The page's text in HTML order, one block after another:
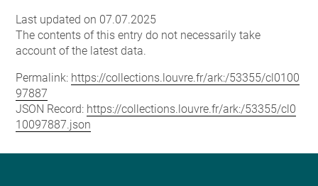
Last updated on 07.07.2025
The contents of this entry do not necessarily take
account of the latest data.
Permalink: https://collections.louvre.fr/ark:/53355/cl0100
97887
JSON Record: https://collections.louvre.fr/ark:/53355/cl0
10097887.json